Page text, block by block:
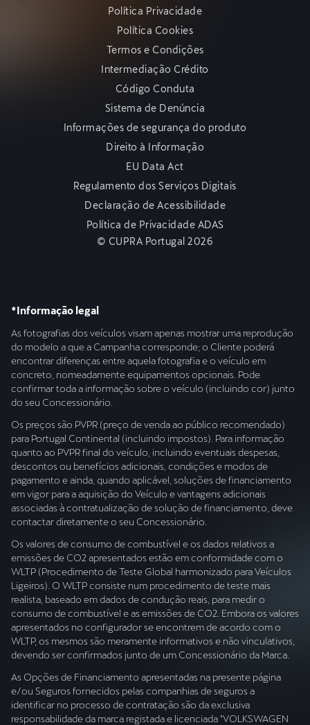
Política Privacidade
Política Cookies
Termos e Condições
Intermediação Crédito
Código Conduta
Sistema de Denúncia
Informações de segurança do produto
Direito à Informação
EU Data Act
Regulamento dos Serviços Digitais
Declaração de Acessibilidade
Política de Privacidade ADAS
© CUPRA Portugal 2026
*Informação legal
As fotografias dos veículos visam apenas mostrar uma reprodução
do modelo a que a Campanha corresponde; o Cliente poderá
encontrar diferenças entre aquela fotografia e o veículo em
concreto, nomeadamente equipamentos opcionais. Pode
confirmar toda a informação sobre o veículo (incluindo cor) junto
do seu Concessionário.
Os preços são PVPR (preço de venda ao público recomendado)
para Portugal Continental (incluindo impostos). Para informação
quanto ao PVPR final do veículo, incluindo eventuais despesas,
descontos ou benefícios adicionais, condições e modos de
pagamento e ainda, quando aplicável, soluções de financiamento
em vigor para a aquisição do Veículo e vantagens adicionais
associadas à contratualização de solução de financiamento, deve
contactar diretamente o seu Concessionário.
Os valores de consumo de combustível e os dados relativos a
emissões de CO2 apresentados estão em conformidade com o
WLTP (Procedimento de Teste Global harmonizado para Veículos
Ligeiros). O WLTP consiste num procedimento de teste mais
realista, baseado em dados de condução reais, para medir o
consumo de combustível e as emissões de CO2. Embora os valores
apresentados no configurador se encontrem de acordo com o
WLTP, os mesmos são meramente informativos e não vinculativos,
devendo ser confirmados junto de um Concessionário da Marca.
As Opções de Financiamento apresentadas na presente página
e/ou Seguros fornecidos pelas companhias de seguros a
identificar no processo de contratação são da exclusiva
responsabilidade da marca registada e licenciada "VOLKSWAGEN